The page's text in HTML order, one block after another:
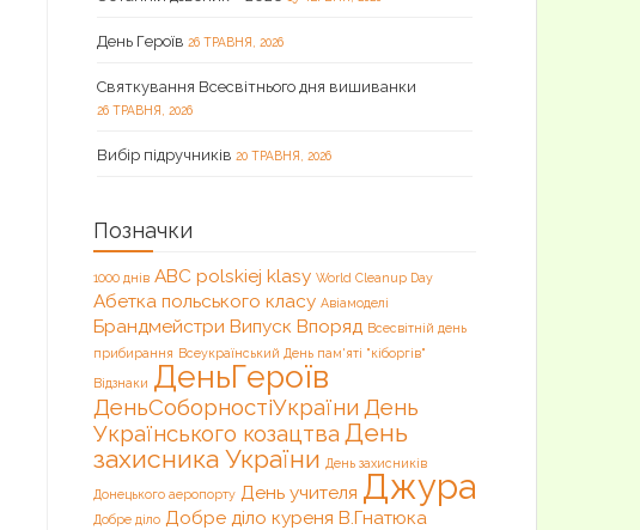
День Героїв 26 ТРАВНЯ, 2026
Святкування Всесвітнього дня вишиванки
26 ТРАВНЯ, 2026
Вибір підручників 20 ТРАВНЯ, 2026
Позначки
1000 днів ABC polskiej klasy World Cleanup Day
Абетка польського класу Авіамоделі
Брандмейстри Випуск Впоряд Всесвітній день
прибирання Всеукраїнський День пам'яті "кіборгів"
Відзнаки ДеньГероїв
ДеньСоборностіУкраїни День
Українського козацтва День
захисника України День захисників
Донецького аеропорту День учителя Джура
Добре діло Добре діло куреня В.Гнатюка